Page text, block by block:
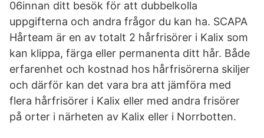
06innan ditt besök för att dubbelkolla
uppgifterna och andra frågor du kan ha. SCAPA
Hårteam är en av totalt 2 hårfrisörer i Kalix som
kan klippa, färga eller permanenta ditt hår. Både
erfarenhet och kostnad hos hårfrisörerna skiljer
och därför kan det vara bra att jämföra med
flera hårfrisörer i Kalix eller med andra frisörer
på orter i närheten av Kalix eller i Norrbotten.